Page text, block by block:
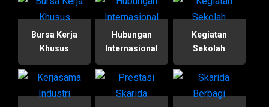
Bursa Kerja
Khusus
Hubungan
Internasional
Kegiatan
Sekolah